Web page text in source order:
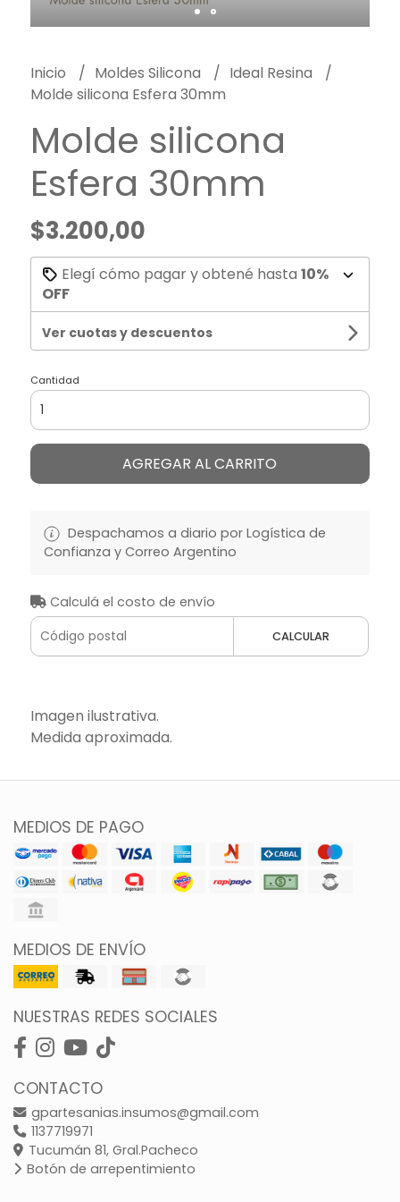
Inicio Moldes Silicona
Ideal Resina
Molde silicona Esfera 30mm
Molde silicona
Esfera 30mm
$3.200,00
Elegí cómo pagar y obtené hasta 10%
OFF
Ver cuotas y descuentos
Cantidad
AGREGAR AL CARRITO
Despachamos a diario por Logística de
Confianza y Correo Argentino
Calculá el costo de envío
CALCULAR
Imagen ilustrativa.
Medida aproximada.
MEDIOS DE PAGO
MEDIOS DE ENVÍO
NUESTRAS REDES SOCIALES
CONTACTO
gpartesanias.insumos@gmail.com
1137719971
Tucumán 81, Gral.Pacheco
Botón de arrepentimiento